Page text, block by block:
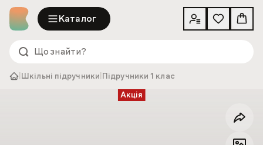
Каталог
Шкільні підручники Підручники 1 клас
Акція